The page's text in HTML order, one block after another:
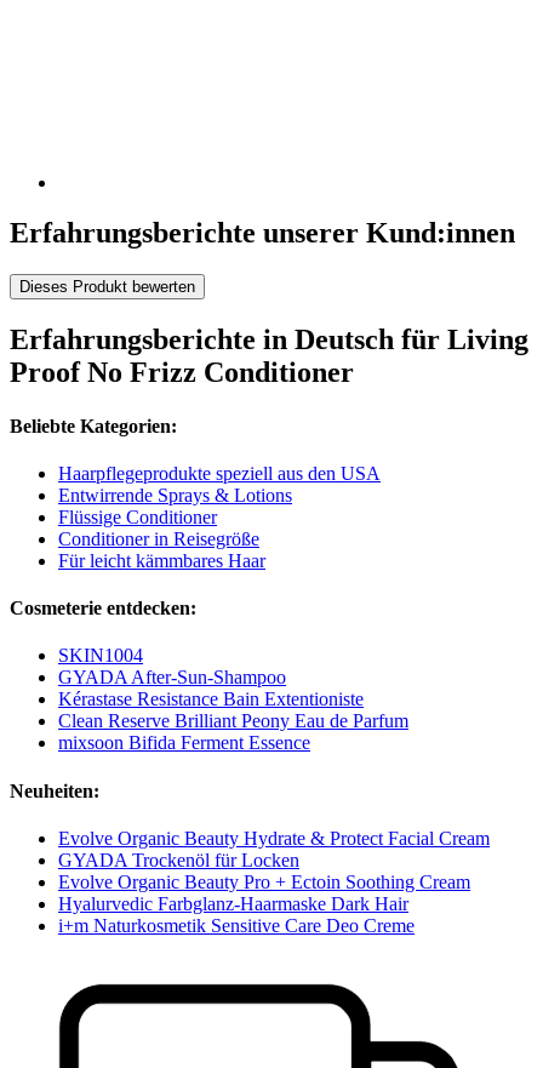
Erfahrungsberichte unserer Kund:innen
Dieses Produkt bewerten
Erfahrungsberichte in Deutsch für Living
Proof No Frizz Conditioner
Beliebte Kategorien:
Haarpflegeprodukte speziell aus den USA
Entwirrende Sprays & Lotions
Flüssige Conditioner
Conditioner in Reisegröße
Für leicht kämmbares Haar
Cosmeterie entdecken:
SKIN1004
GYADA After-Sun-Shampoo
Kérastase Resistance Bain Extentioniste
Clean Reserve Brilliant Peony Eau de Parfum
mixsoon Bifida Ferment Essence
Neuheiten:
Evolve Organic Beauty Hydrate & Protect Facial Cream
GYADA Trockenöl für Locken
Evolve Organic Beauty Pro + Ectoin Soothing Cream
Hyalurvedic Farbglanz-Haarmaske Dark Hair
i+m Naturkosmetik Sensitive Care Deo Creme